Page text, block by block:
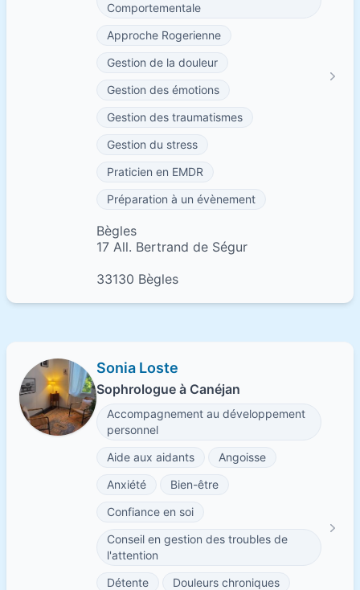
Comportementale
Approche Rogerienne
Gestion de la douleur
Gestion des émotions
Gestion des traumatismes
Gestion du stress
Praticien en EMDR
Préparation à un évènement
Bègles
17 All. Bertrand de Ségur
33130 Bègles
Sonia Loste
Sophrologue à Canéjan
Accompagnement au développement
personnel
Aide aux aidants
Angoisse
Anxiété
Bien-être
Confiance en soi
Conseil en gestion des troubles de
l'attention
Détente
Douleurs chroniques